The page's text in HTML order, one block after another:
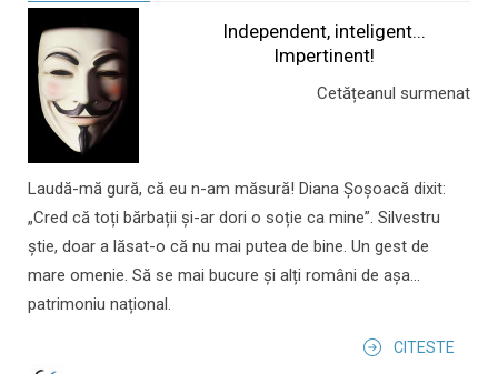
Independent, inteligent...
Impertinent!
Cetățeanul surmenat
Laudă-mă gură, că eu n-am măsură! Diana Șoșoacă dixit:
„Cred că toți bărbații și-ar dori o soție ca mine”. Silvestru
știe, doar a lăsat-o că nu mai putea de bine. Un gest de
mare omenie. Să se mai bucure și alți români de așa...
patrimoniu național.
CITESTE